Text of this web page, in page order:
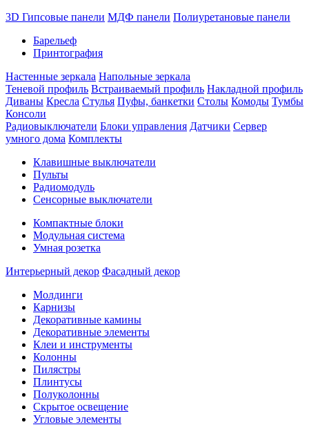
3D Гипсовые панели МДФ панели Полиуретановые панели
Барельеф
Принтография
Настенные зеркала Напольные зеркала
Теневой профиль Встраиваемый профиль Накладной профиль
Диваны Кресла Стулья Пуфы, банкетки Столы Комоды Тумбы
Консоли
Радиовыключатели Блоки управления Датчики Сервер
умного дома Комплекты
Клавишные выключатели
Пульты
Радиомодуль
Сенсорные выключатели
Компактные блоки
Модульная система
Умная розетка
Интерьерный декор Фасадный декор
Молдинги
Карнизы
Декоративные камины
Декоративные элементы
Клеи и инструменты
Колонны
Пилястры
Плинтусы
Полуколонны
Скрытое освещение
Угловые элементы